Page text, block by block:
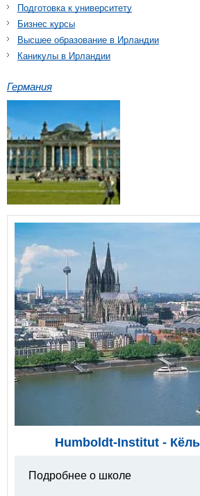
Подготовка к университету
Бизнес курсы
Высшее образование в Ирландии
Каникулы в Ирландии
Германия
Humboldt-Institut -
Подробнее о школе